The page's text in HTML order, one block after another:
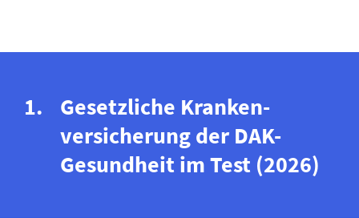
Gesetzliche Kranken­
versicherung der DAK-
Gesundheit im Test (2026)